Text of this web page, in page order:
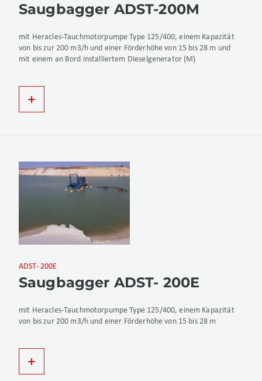
Saugbagger ADST-200M
mit Heracles-Tauchmotorpumpe Type 125/400, einem Kapazität
von bis zur 200 m3/h und einer Förderhöhe von 15 bis 28 m und
mit einem an Bord installiertem Dieselgenerator (M)
ADST- 200E
Saugbagger ADST- 200E
mit Heracles-Tauchmotorpumpe Type 125/400, einem Kapazität
von bis zur 200 m3/h und einer Förderhöhe von 15 bis 28 m